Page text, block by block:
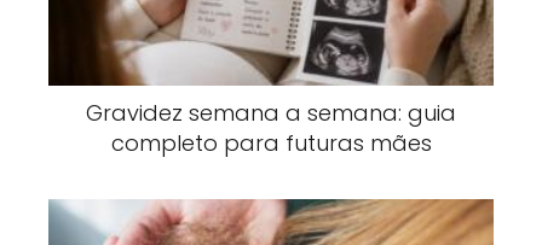
Gravidez semana a semana: guia
completo para futuras mães